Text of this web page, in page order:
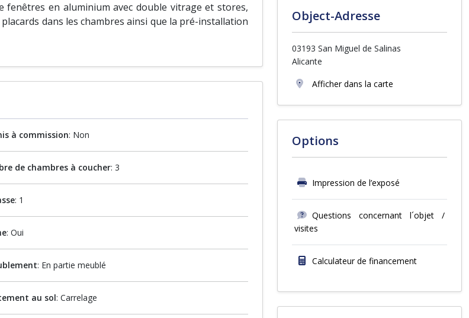
en aluminium avec double vitrage et stores,
dans les chambres ainsi que la pré-installation
à commission: Non
de chambres à coucher: 3
: 1
: Oui
: En partie meublé
au sol: Carrelage
Object-Adresse
03193 San Miguel de Salinas
Alicante
Afficher dans la carte
Options
Impression de l’exposé
Questions concernant l´objet /
visites
Calculateur de financement